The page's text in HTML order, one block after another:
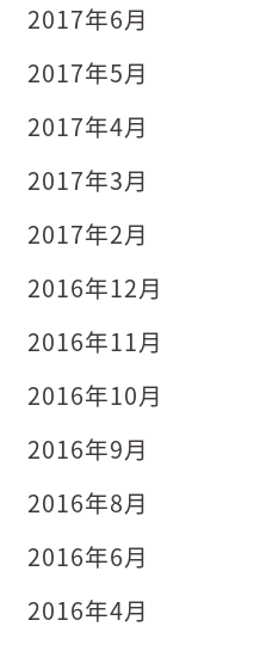
2017年6月
2017年5月
2017年4月
2017年3月
2017年2月
2016年12月
2016年11月
2016年10月
2016年9月
2016年8月
2016年6月
2016年4月